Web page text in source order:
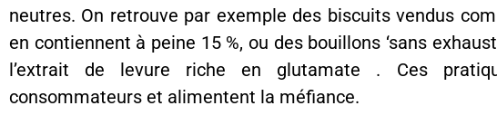
neutres. On retrouve par exemple des biscuits vendus
en contiennent à peine 15 %, ou des bouillons ‘sans
l’extrait de levure riche en glutamate . Ces
consommateurs et alimentent la méfiance.